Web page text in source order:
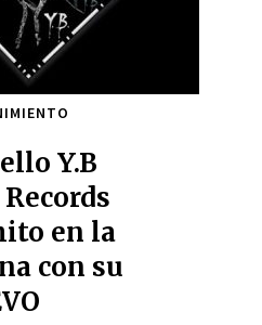
Y.B
en la
con su